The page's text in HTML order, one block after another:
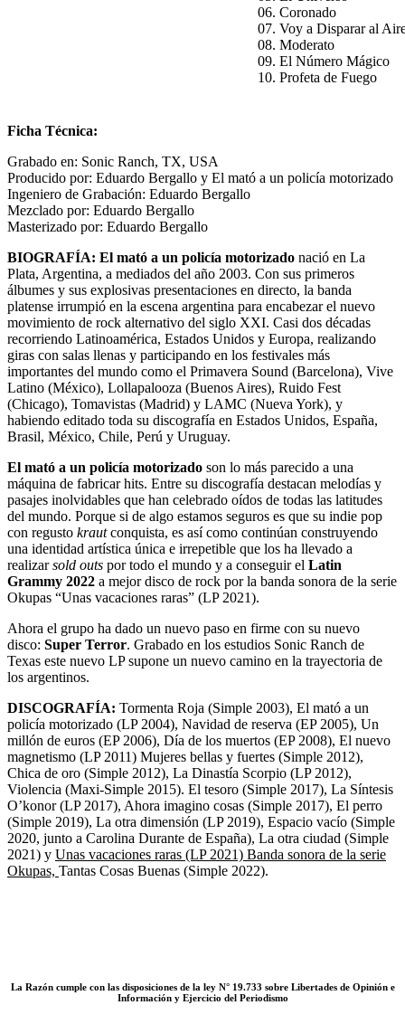
06. Coronado
07. Voy a Disparar al
08. Moderato
09. El Número Mágico
10. Profeta de Fuego
Ficha Técnica:
Grabado en: Sonic Ranch, TX, USA
Producido por: Eduardo Bergallo y El mató a un policía motorizado
Ingeniero de Grabación: Eduardo Bergallo
Mezclado por: Eduardo Bergallo
Masterizado por: Eduardo Bergallo
BIOGRAFÍA: El mató a un policía motorizado nació en La
Plata, Argentina, a mediados del año 2003. Con sus primeros
álbumes y sus explosivas presentaciones en directo, la banda
platense irrumpió en la escena argentina para encabezar el nuevo
movimiento de rock alternativo del siglo XXI. Casi dos décadas
recorriendo Latinoamérica, Estados Unidos y Europa, realizando
giras con salas llenas y participando en los festivales más
importantes del mundo como el Primavera Sound (Barcelona), Vive
Latino (México), Lollapalooza (Buenos Aires), Ruido Fest
(Chicago), Tomavistas (Madrid) y LAMC (Nueva York), y
habiendo editado toda su discografía en Estados Unidos, España,
Brasil, México, Chile, Perú y Uruguay.
El mató a un policía motorizado son lo más parecido a una
máquina de fabricar hits. Entre su discografía destacan melodías y
pasajes inolvidables que han celebrado oídos de todas las latitudes
del mundo. Porque si de algo estamos seguros es que su indie pop
con regusto krautconquista, es así como continúan construyendo
una identidad artística única e irrepetible que los ha llevado a
realizarsold outs por todo el mundo y a conseguir el Latin
Grammy 2022 a mejor disco de rock por la banda sonora de la serie
Okupas “Unas vacaciones raras” (LP 2021).
Ahora el grupo ha dado un nuevo paso en firme con su nuevo
disco: Super Terror. Grabado en los estudios Sonic Ranch de
Texas este nuevo LP supone un nuevo camino en la trayectoria de
los argentinos.
DISCOGRAFÍA: Tormenta Roja (Simple 2003), El mató a un
policía motorizado (LP 2004), Navidad de reserva (EP 2005), Un
millón de euros (EP 2006), Día de los muertos (EP 2008), El nuevo
magnetismo (LP 2011) Mujeres bellas y fuertes (Simple 2012),
Chica de oro (Simple 2012), La Dinastía Scorpio (LP 2012),
Violencia (Maxi-Simple 2015). El tesoro (Simple 2017), La Síntesis
O’konor (LP 2017), Ahora imagino cosas (Simple 2017), El perro
(Simple 2019), La otra dimensión (LP 2019), Espacio vacío (Simple
2020, junto a Carolina Durante de España), La otra ciudad (Simple
2021) y Unas vacaciones raras (LP 2021) Banda sonora de la serie
Okupas, Tantas Cosas Buenas (Simple 2022).
La Razón cumple con las disposiciones de la ley N° 19.733 sobre Libertades de Opinión e
Información y Ejercicio del Periodismo